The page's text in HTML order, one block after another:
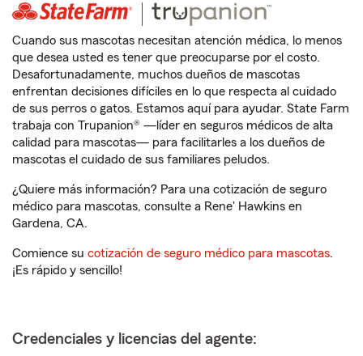
Cuando sus mascotas necesitan atención médica, lo menos
que desea usted es tener que preocuparse por el costo.
Desafortunadamente, muchos dueños de mascotas
enfrentan decisiones difíciles en lo que respecta al cuidado
de sus perros o gatos. Estamos aquí para ayudar. State Farm
trabaja con Trupanion® —líder en seguros médicos de alta
calidad para mascotas— para facilitarles a los dueños de
mascotas el cuidado de sus familiares peludos.
¿Quiere más información? Para una cotización de seguro
médico para mascotas, consulte a Rene' Hawkins en
Gardena, CA.
Comience su cotización de seguro médico para mascotas.
¡Es rápido y sencillo!
Credenciales y licencias del agente: